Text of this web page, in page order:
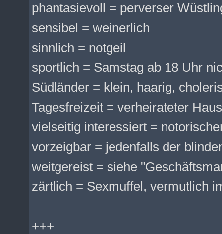
phantasievoll = perverser
sensibel = weinerlich
sinnlich = notgeil
sportlich = Samstag ab 18 Uhr
Südländer = klein, haarig,
Tagesfreizeit = verheirateter
vielseitig interessiert =
vorzeigbar = jedenfalls der
weitgereist = siehe
zärtlich = Sexmuffel, vermutlich
+++